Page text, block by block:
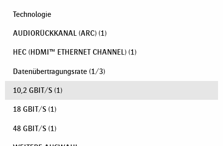
Technologie
AUDIORÜCKKANAL (ARC) (1)
HEC (HDMI™ ETHERNET CHANNEL) (1)
Datenübertragungsrate (1/3)
10,2 GBIT/S (1)
18 GBIT/S (1)
48 GBIT/S (1)